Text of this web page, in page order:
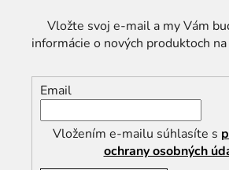
Vložte svoj e-mail a my Vám
informácie o nových produktoch
Email
Vložením e-mailu súhlasíte s
ochrany osobných